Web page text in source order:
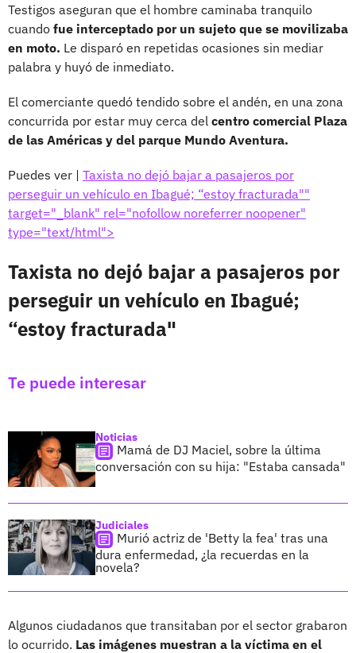
Testigos aseguran que el hombre caminaba tranquilo
cuando fue interceptado por un sujeto que se movilizaba
en moto. Le disparó en repetidas ocasiones sin mediar
palabra y huyó de inmediato.
El comerciante quedó tendido sobre el andén, en una zona
concurrida por estar muy cerca del centro comercial Plaza
de las Américas y del parque Mundo Aventura.
Puedes ver | Taxista no dejó bajar a pasajeros por
perseguir un vehículo en Ibagué; “estoy fracturada""
target="_blank" rel="nofollow noreferrer noopener"
type="text/html">
Taxista no dejó bajar a pasajeros por
perseguir un vehículo en Ibagué;
“estoy fracturada"
Te puede interesar
Noticias
Mamá de DJ Maciel, sobre la última
conversación con su hija: "Estaba cansada"
Judiciales
Murió actriz de 'Betty la fea' tras una
dura enfermedad, ¿la recuerdas en la
novela?
Algunos ciudadanos que transitaban por el sector grabaron
lo ocurrido. Las imágenes muestran a la víctima en el